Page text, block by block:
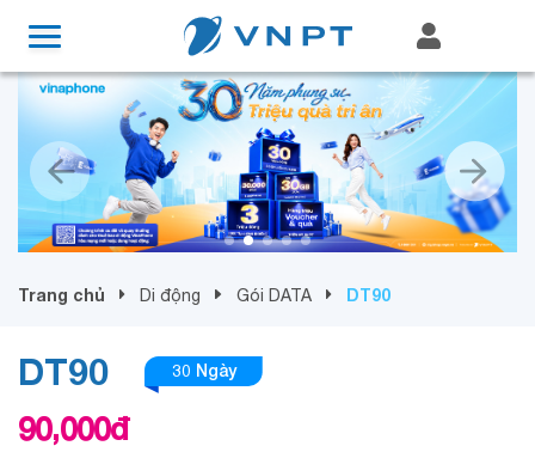
Trang chủ Di động Gói DATA DT90
DT90 30 Ngày
90,000đ